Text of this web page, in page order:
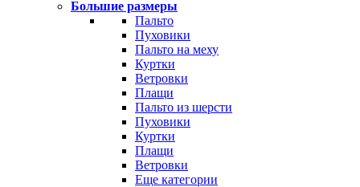
Большие размеры
Пальто
Пуховики
Пальто на меху
Куртки
Ветровки
Плащи
Пальто из шерсти
Пуховики
Куртки
Плащи
Ветровки
Еще категории